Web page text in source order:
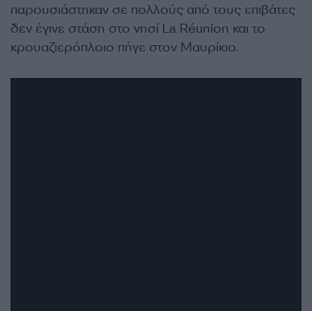
παρουσιάστηκαν σε πολλούς από τους επιβάτες
δεν έγινε στάση στο νησί La Réunion και το
κρουαζιερόπλοιο πήγε στον Μαυρίκιο.